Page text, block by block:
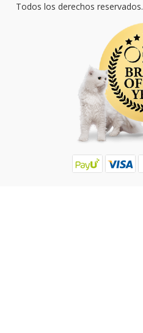
Todos los derechos reservados.